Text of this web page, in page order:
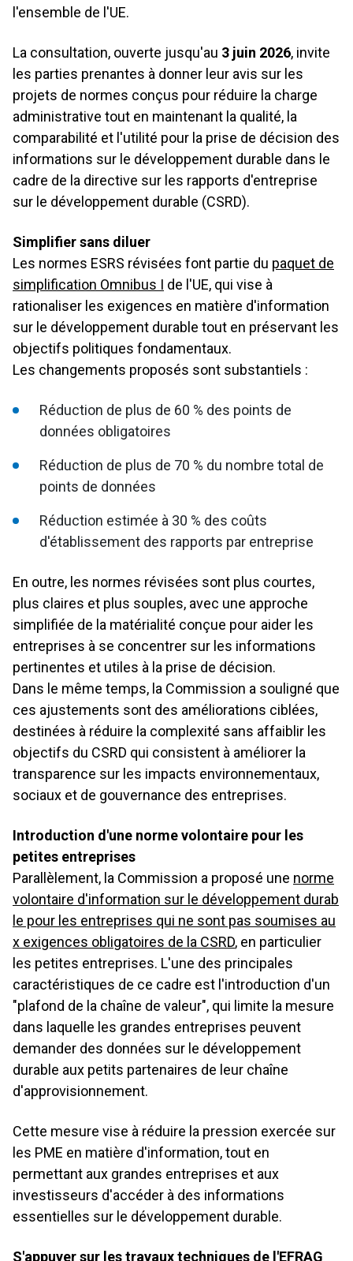
l'ensemble de l'UE.
La consultation, ouverte jusqu'au 3 juin 2026, invite
les parties prenantes à donner leur avis sur les
projets de normes conçus pour réduire la charge
administrative tout en maintenant la qualité, la
comparabilité et l'utilité pour la prise de décision des
informations sur le développement durable dans le
cadre de la directive sur les rapports d'entreprise
sur le développement durable (CSRD).
Simplifier sans diluer
Les normes ESRS révisées font partie du paquet de
simplification Omnibus I de l'UE, qui vise à
rationaliser les exigences en matière d'information
sur le développement durable tout en préservant les
objectifs politiques fondamentaux.
Les changements proposés sont substantiels :
Réduction de plus de 60 % des points de
données obligatoires
Réduction de plus de 70 % du nombre total de
points de données
Réduction estimée à 30 % des coûts
d'établissement des rapports par entreprise
En outre, les normes révisées sont plus courtes,
plus claires et plus souples, avec une approche
simplifiée de la matérialité conçue pour aider les
entreprises à se concentrer sur les informations
pertinentes et utiles à la prise de décision.
Dans le même temps, la Commission a souligné que
ces ajustements sont des améliorations ciblées,
destinées à réduire la complexité sans affaiblir les
objectifs du CSRD qui consistent à améliorer la
transparence sur les impacts environnementaux,
sociaux et de gouvernance des entreprises.
Introduction d'une norme volontaire pour les
petites entreprises
Parallèlement, la Commission a proposé une norme
volontaire d'information sur le développement durab
le pour les entreprises qui ne sont pas soumises au
x exigences obligatoires de la CSRD, en particulier
les petites entreprises. L'une des principales
caractéristiques de ce cadre est l'introduction d'un
"plafond de la chaîne de valeur", qui limite la mesure
dans laquelle les grandes entreprises peuvent
demander des données sur le développement
durable aux petits partenaires de leur chaîne
d'approvisionnement.
Cette mesure vise à réduire la pression exercée sur
les PME en matière d'information, tout en
permettant aux grandes entreprises et aux
investisseurs d'accéder à des informations
essentielles sur le développement durable.
S'appuyer sur les travaux techniques de l'EFRAG